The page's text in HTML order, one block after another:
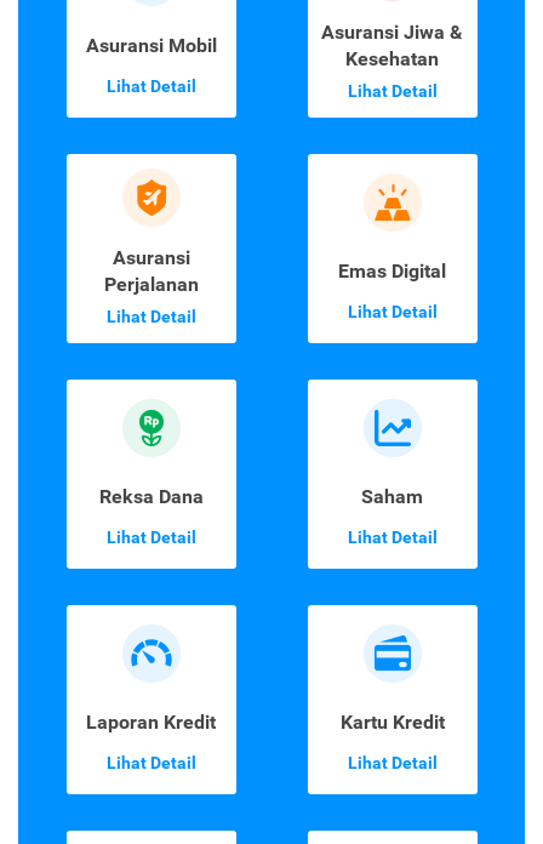
Asuransi Mobil
Lihat Detail
Asuransi Jiwa &
Kesehatan
Lihat Detail
Asuransi
Perjalanan
Lihat Detail
Emas Digital
Lihat Detail
Reksa Dana
Lihat Detail
Saham
Lihat Detail
Laporan Kredit
Lihat Detail
Kartu Kredit
Lihat Detail